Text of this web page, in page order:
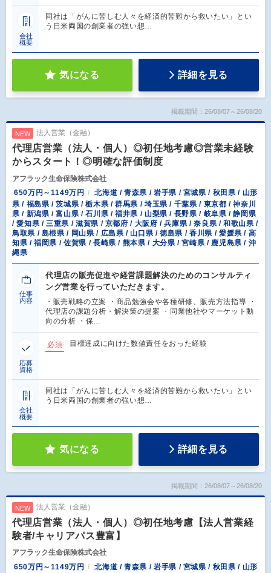
会社
概要
同社は「がんに苦しむ人々を経済的苦難から救いたい」とい
う日米両国の創業者の強い想…
気になる 詳細を見る
掲載期間：26/08/07～26/08/20
NEW 法人営業（金融）
代理店営業（法人・個人）◎初任地考慮◎営業未経験
からスタート！◎明確な評価制度
アフラック生命保険株式会社
650万円～1149万円
北海道 / 青森県 / 岩手県 / 宮城県 / 秋田県 / 山形
県 / 福島県 / 茨城県 / 栃木県 / 群馬県 / 埼玉県 / 千葉県 / 東京都 / 神奈川
県 / 新潟県 / 富山県 / 石川県 / 福井県 / 山梨県 / 長野県 / 岐阜県 / 静岡県
/ 愛知県 / 三重県 / 滋賀県 / 京都府 / 大阪府 / 兵庫県 / 奈良県 / 和歌山県 /
鳥取県 / 島根県 / 岡山県 / 広島県 / 山口県 / 徳島県 / 香川県 / 愛媛県 / 高
知県 / 福岡県 / 佐賀県 / 長崎県 / 熊本県 / 大分県 / 宮崎県 / 鹿児島県 / 沖
縄県
仕事
内容
代理店の販売促進や経営課題解決のためのコンサルティ
ング営業を行っていただきます。
・販売戦略の立案 ・商品勉強会や各種研修、販売方法指導 ・
代理店の課題分析・解決策の提案 ・同業他社やマーケット動
向の分析 ・保…
応募
資格
必須 目標達成に向けた数値責任をおった経験
会社
概要
同社は「がんに苦しむ人々を経済的苦難から救いたい」とい
う日米両国の創業者の強い想…
気になる 詳細を見る
掲載期間：26/08/07～26/08/20
NEW 法人営業（金融）
代理店営業（法人・個人）◎初任地考慮【法人営業経
験者/キャリアパス豊富】
アフラック生命保険株式会社
650万円～1149万円
北海道 / 青森県 / 岩手県 / 宮城県 / 秋田県 / 山形